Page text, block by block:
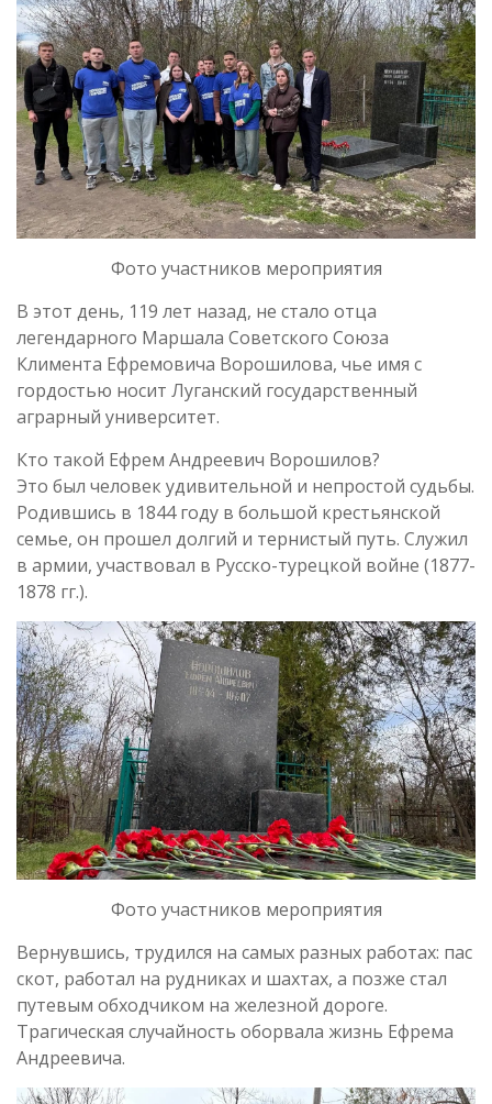
Фото участников мероприятия
В этот день, 119 лет назад, не стало отца
легендарного Маршала Советского Союза
Климента Ефремовича Ворошилова, чье имя с
гордостью носит Луганский государственный
аграрный университет.
Кто такой Ефрем Андреевич Ворошилов?
Это был человек удивительной и непростой судьбы.
Родившись в 1844 году в большой крестьянской
семье, он прошел долгий и тернистый путь. Служил
в армии, участвовал в Русско-турецкой войне (1877-
1878 гг.).
Фото участников мероприятия
Вернувшись, трудился на самых разных работах: пас
скот, работал на рудниках и шахтах, а позже стал
путевым обходчиком на железной дороге.
Трагическая случайность оборвала жизнь Ефрема
Андреевича.